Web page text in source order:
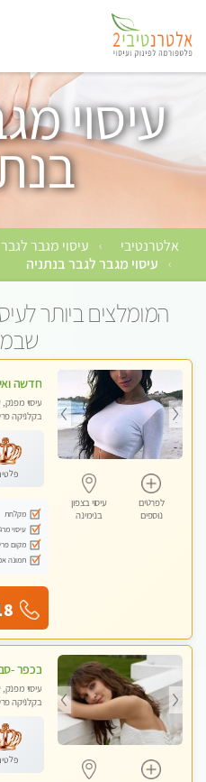
עיסוי
אלטרנטיבי › עיסוי מגבר לגבר
› עיסוי מגבר לגבר בנתניה
המומלצים ביותר
לפרטים
נוספים
עיסוי בצפון
בנימינה
עיסוי מפנק,
בקלניקה
מקלחת
עיסוי
מקום
תמונה
עיסוי מפנק,
בקלניקה
לנשים בלבד